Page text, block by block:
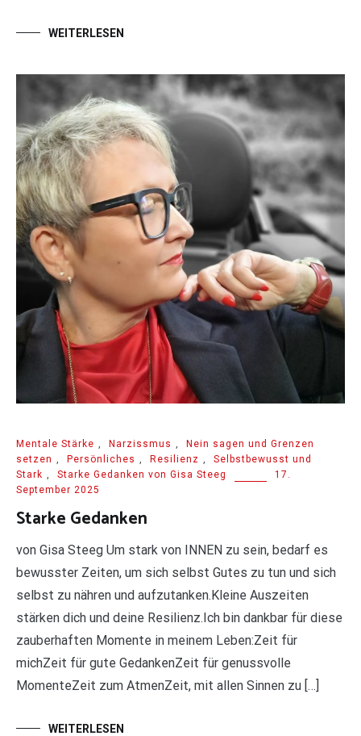
WEITERLESEN
Mentale Stärke Narzissmus
Nein sagen und Grenzen
setzen
Persönliches Resilienz
Selbstbewusst und
Stark
Starke Gedanken von Gisa Steeg
17.
September 2025
Starke Gedanken
von Gisa Steeg Um stark von INNEN zu sein, bedarf es
bewusster Zeiten, um sich selbst Gutes zu tun und sich
selbst zu nähren und aufzutanken.Kleine Auszeiten
stärken dich und deine Resilienz.Ich bin dankbar für diese
zauberhaften Momente in meinem Leben:Zeit für
michZeit für gute GedankenZeit für genussvolle
MomenteZeit zum AtmenZeit, mit allen Sinnen zu […]
WEITERLESEN